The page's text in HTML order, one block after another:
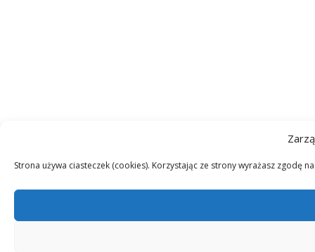
Strona używa ciasteczek (cookies). Korzystając ze strony wyrażasz zgodę